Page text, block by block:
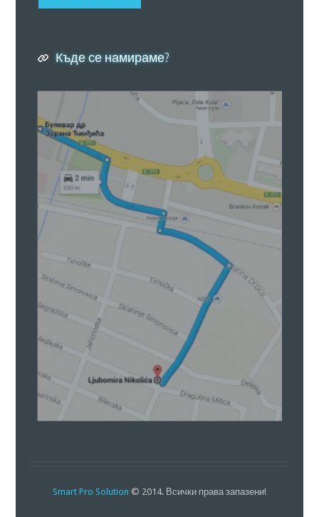
Къде се намираме?
Smart Pro Solution © 2014. Всички права запазени!